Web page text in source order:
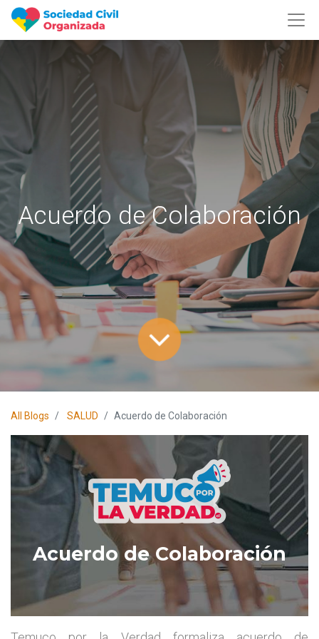
Acuerdo de Colaboración
All Blogs SALUD Acuerdo de Colaboración
Acuerdo de Colaboración